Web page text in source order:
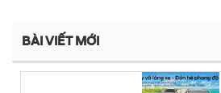
BÀI VIẾT MỚI